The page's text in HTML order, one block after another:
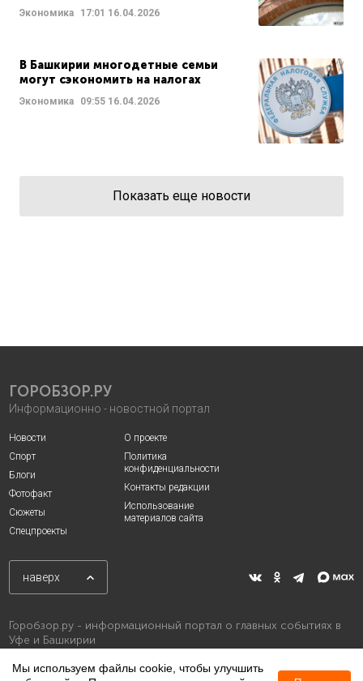
Экономика 17:01 16.04.2026
В Башкирии многодетные семьи
могут сэкономить на налогах
Экономика 09:55 16.04.2026
Показать еще новости
ГОРОБЗОР.РУ
Информационно - новостной портал
Новости
Спорт
Блоги
Фотофакт
Сюжеты
Спецпроекты
О проекте
Политика
конфиденциальности
Контакты редакции
Использование
материалов сайта
наверх
Горобзор.ру - информационный портал о главных событиях в
Уфе и Башкирии
Мы используем файлы cookie, чтобы улучшить